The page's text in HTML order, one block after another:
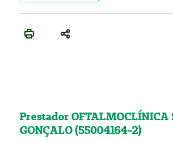
Prestador OFTALMOCLÍNICA
GONÇALO (55004164-2)